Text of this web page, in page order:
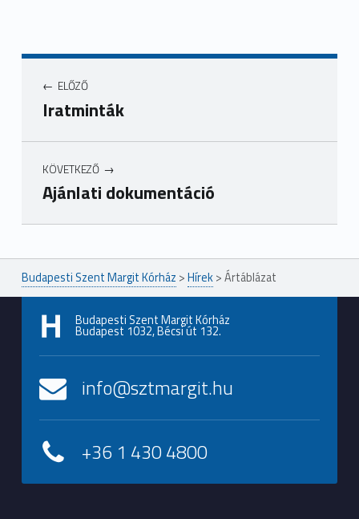
ELŐZŐ
Iratminták
KÖVETKEZŐ
Ajánlati dokumentáció
Ugrás a főmenühöz
Budapesti Szent Margit Kórház >Hírek>Ártáblázat
Budapesti Szent Margit Kórház
Budapest 1032, Bécsi út 132.
info@sztmargit.hu
+36 1 430 4800